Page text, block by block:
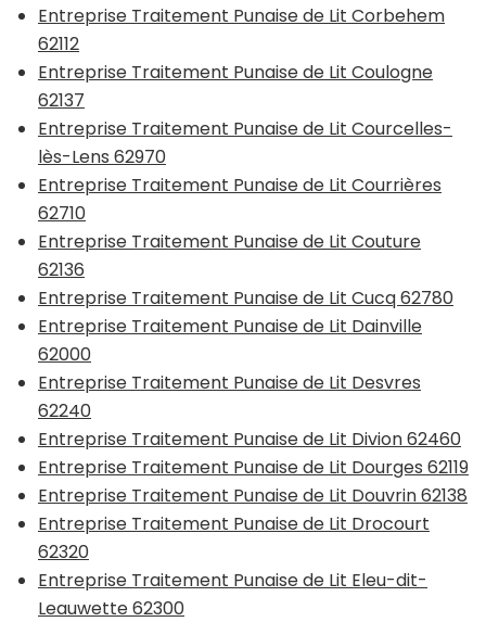
Entreprise Traitement Punaise de Lit Corbehem
62112
Entreprise Traitement Punaise de Lit Coulogne
62137
Entreprise Traitement Punaise de Lit Courcelles-
lès-Lens 62970
Entreprise Traitement Punaise de Lit Courrières
62710
Entreprise Traitement Punaise de Lit Couture
62136
Entreprise Traitement Punaise de Lit Cucq 62780
Entreprise Traitement Punaise de Lit Dainville
62000
Entreprise Traitement Punaise de Lit Desvres
62240
Entreprise Traitement Punaise de Lit Divion 62460
Entreprise Traitement Punaise de Lit Dourges 62119
Entreprise Traitement Punaise de Lit Douvrin 62138
Entreprise Traitement Punaise de Lit Drocourt
62320
Entreprise Traitement Punaise de Lit Eleu-dit-
Leauwette 62300